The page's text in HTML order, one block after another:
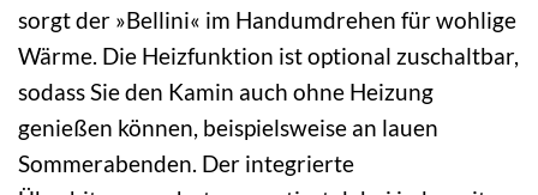
sorgt der »Bellini« im Handumdrehen für wohlige
Wärme. Die Heizfunktion ist optional zuschaltbar,
sodass Sie den Kamin auch ohne Heizung
genießen können, beispielsweise an lauen
Sommerabenden. Der integrierte